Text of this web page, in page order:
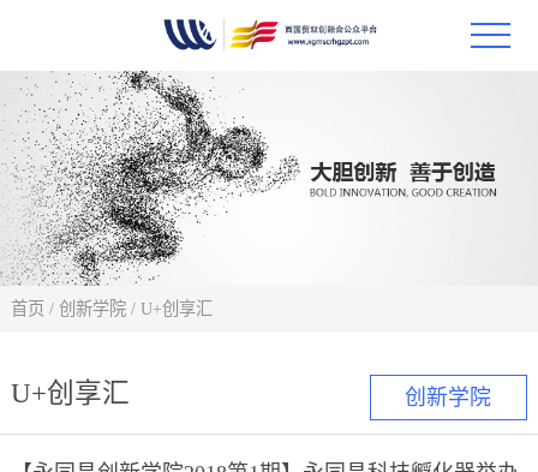
政策
合作
创新学院
首页 / 创新学院 / U+创享汇
U+创享汇